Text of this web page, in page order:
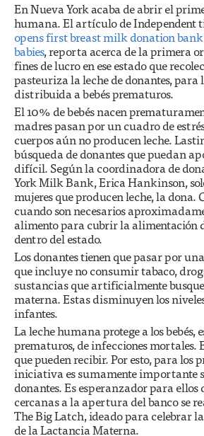
En Nueva York acaba de abrir el
humana. El artículo de Independent
opens first breast milk donation
babies, reporta acerca de la primera
fines de lucro en ese estado que
pasteuriza la leche de donantes, para
distribuida a bebés prematuros.
El 10% de bebés nacen
madres pasan por un cuadro de
cuerpos aún no producen leche.
búsqueda de donantes que puedan
difícil. Según la coordinadora de
York Milk Bank, Erica Hankinson,
mujeres que producen leche, la
cuando son necesarios
alimento para cubrir la alimentación
dentro del estado.
Los donantes tienen que pasar por
que incluye no consumir tabaco,
sustancias que artificialmente
materna. Estas disminuyen los
infantes.
La leche humana protege a los bebés,
prematuros, de infecciones mortales.
que pueden recibir. Por esto, para los
iniciativa es sumamente importante
donantes. Es esperanzador para ellos
cercanas a la apertura del banco se
The Big Latch, ideado para celebrar
de la Lactancia Materna.